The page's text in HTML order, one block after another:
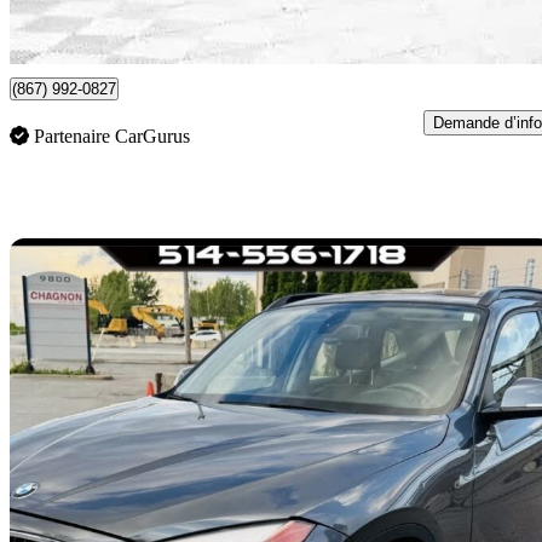
645 $/mois env.
Brossard, QC
(867) 992-0827
Partenaire CarGurus
Demande d’info